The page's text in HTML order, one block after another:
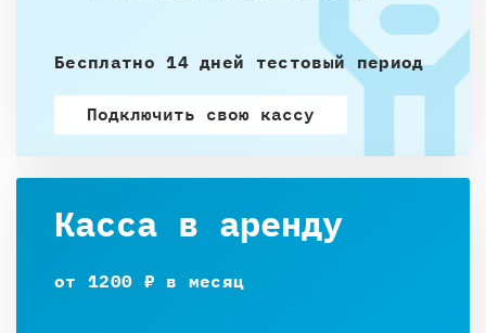
Бесплатно 14 дней тестовый период
Подключить свою кассу
Касса в аренду
от 1200 ₽ в месяц